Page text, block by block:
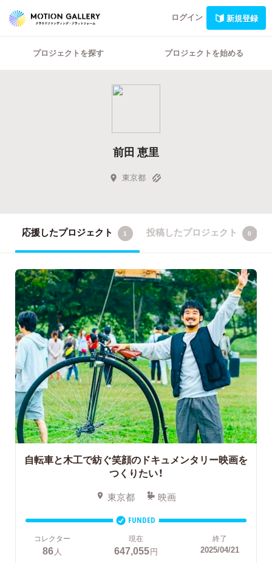
ログイン 新規登録
プロジェクトを探す プロジェクトを始める
前田 恵里
東京都
応援したプロジェクト 1 投稿したプロジェクト 0
自転車と木工で紡ぐ笑顔のドキュメンタリー映画を
つくりたい！
東京都 映画
FUNDED
コレクター
86 人
現在
647,055円
終了
2025/04/21